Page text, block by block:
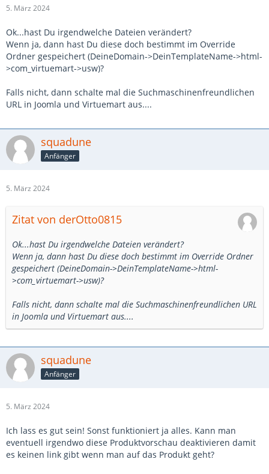
5. März 2024
Ok...hast Du irgendwelche Dateien verändert?
Wenn ja, dann hast Du diese doch bestimmt im Override
Ordner gespeichert (DeineDomain->DeinTemplateName->html-
>com_virtuemart->usw)?
Falls nicht, dann schalte mal die Suchmaschinenfreundlichen
URL in Joomla und Virtuemart aus....
squadune
Anfänger
5. März 2024
Zitat von derOtto0815
Ok...hast Du irgendwelche Dateien verändert?
Wenn ja, dann hast Du diese doch bestimmt im Override Ordner
gespeichert (DeineDomain->DeinTemplateName->html-
>com_virtuemart->usw)?
Falls nicht, dann schalte mal die Suchmaschinenfreundlichen URL
in Joomla und Virtuemart aus....
squadune
Anfänger
5. März 2024
Ich lass es gut sein! Sonst funktioniert ja alles. Kann man
eventuell irgendwo diese Produktvorschau deaktivieren damit
es keinen link gibt wenn man auf das Produkt geht?